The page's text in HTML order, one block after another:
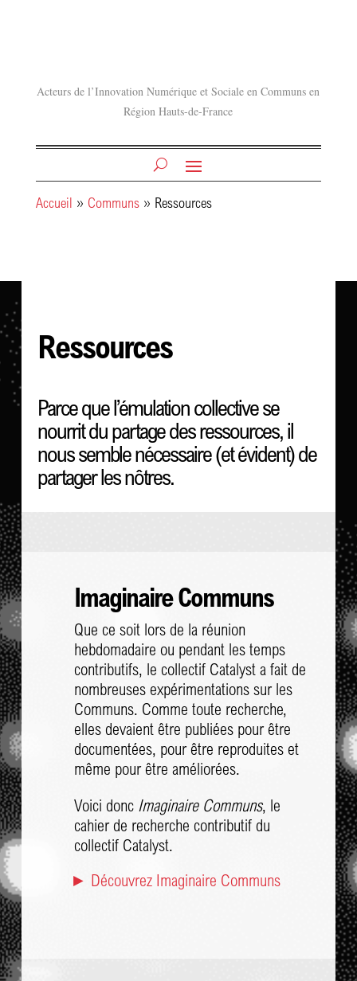
Acteurs de l’Innovation Numérique et Sociale en Communs en
Région Hauts-de-France
Accueil » Communs» Ressources
Ressources
Parce que l’émulation collective se
nourrit du partage des ressources, il
nous semble nécessaire (et évident) de
partager les nôtres.
Imaginaire Communs
Que ce soit lors de la réunion
hebdomadaire ou pendant les temps
contributifs, le collectif Catalyst a fait de
nombreuses expérimentations sur les
Communs. Comme toute recherche,
elles devaient être publiées pour être
documentées, pour être reproduites et
même pour être améliorées.
Voici donc Imaginaire Communs, le
cahier de recherche contributif du
collectif Catalyst.
► Découvrez Imaginaire Communs